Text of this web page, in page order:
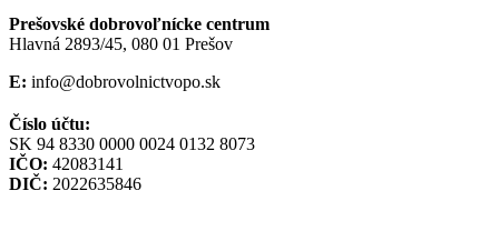
Prešovské dobrovoľnícke centrum
Hlavná 2893/45, 080 01 Prešov
E: info@dobrovolnictvopo.sk
Číslo účtu:
SK 94 8330 0000 0024 0132 8073
IČO: 42083141
DIČ: 2022635846